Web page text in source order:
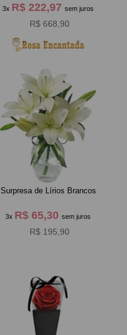
3x R$ 222,97sem juros
R$ 668,90
Surpresa de Lírios Brancos
3x R$ 65,30sem juros
R$ 195,90